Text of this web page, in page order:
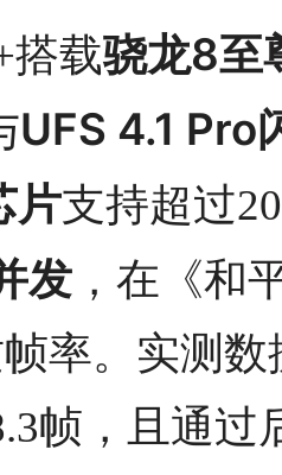
搭载骁龙8至
UFS 4.1 Pro
片支持超过
发 ，在《和
率。实测
帧，且通